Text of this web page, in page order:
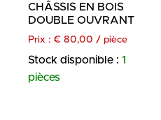
CHÂSSIS EN BOIS
DOUBLE OUVRANT
Prix : € 80,00 / pièce
Stock disponible : 1
pièces